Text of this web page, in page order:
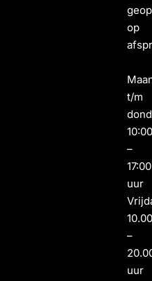
op
t/m
–
17:00
uur
–
uur